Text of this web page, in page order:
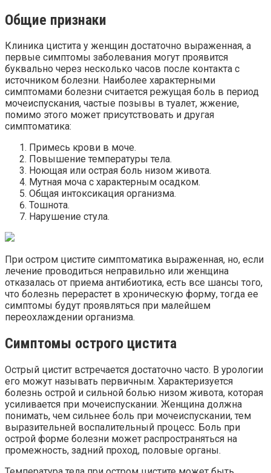
Общие признаки
Клиника цистита у женщин достаточно выраженная, а
первые симптомы заболевания могут проявится
буквально через несколько часов после контакта с
источником болезни. Наиболее характерными
симптомами болезни считается режущая боль в период
мочеиспускания, частые позывы в туалет, жжение,
помимо этого может присутствовать и другая
симптоматика:
Примесь крови в моче.
Повышение температуры тела.
Ноющая или острая боль низом живота.
Мутная моча с характерным осадком.
Общая интоксикация организма.
Тошнота.
Нарушение стула.
При остром цистите симптоматика выраженная, но, если
лечение проводиться неправильно или женщина
отказалась от приема антибиотика, есть все шансы того,
что болезнь перерастет в хроническую форму, тогда ее
симптомы будут проявляться при малейшем
переохлаждении организма.
Симптомы острого цистита
Острый цистит встречается достаточно часто. В урологии
его можут называть первичным. Характеризуется
болезнь острой и сильной болью низом живота, которая
усиливается при мочеиспускании. Женщина должна
понимать, чем сильнее боль при мочеиспускании, тем
выразительней воспалительный процесс. Боль при
острой форме болезни может распространяться на
промежность, задний проход, половые органы.